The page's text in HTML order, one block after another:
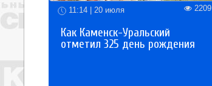
11:14 | 20 июля 2209
Как Каменск-Уральский
отметил 325 день рождения